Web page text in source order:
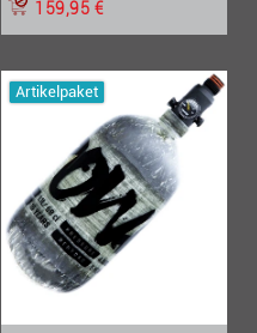
159,95 €
Artikelpaket